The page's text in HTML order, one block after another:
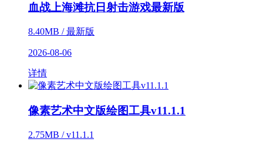
血战上海滩抗日射击游戏最新版
8.40MB / 最新版
2026-08-06
详情
像素艺术中文版绘图工具v11.1.1
2.75MB / v11.1.1